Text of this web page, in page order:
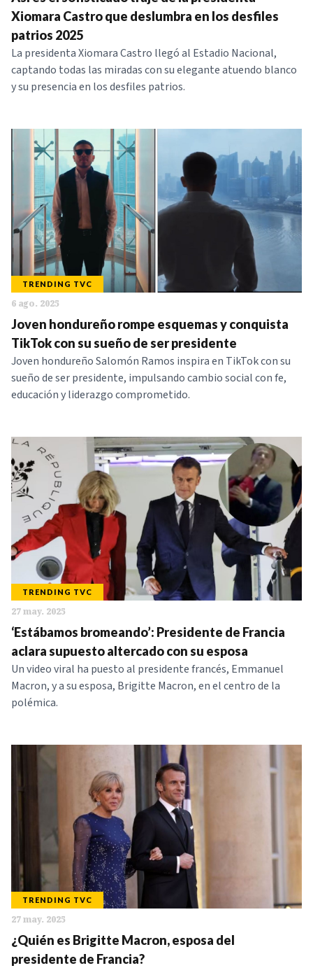
NOTICIAS
SERIES
Xiomara Castro que deslumbra en los desfiles
patrios 2025
La presidenta Xiomara Castro llegó al Estadio Nacional,
captando todas las miradas con su elegante atuendo blanco
y su presencia en los desfiles patrios.
TRENDING TVC
6 ago. 2025
Joven hondureño rompe esquemas y conquista
TikTok con su sueño de ser presidente
Joven hondureño Salomón Ramos inspira en TikTok con su
sueño de ser presidente, impulsando cambio social con fe,
educación y liderazgo comprometido.
TRENDING TVC
27 may. 2025
‘Estábamos bromeando’: Presidente de Francia
aclara supuesto altercado con su esposa
Un video viral ha puesto al presidente francés, Emmanuel
Macron, y a su esposa, Brigitte Macron, en el centro de la
polémica.
TRENDING TVC
27 may. 2025
¿Quién es Brigitte Macron, esposa del
presidente de Francia?